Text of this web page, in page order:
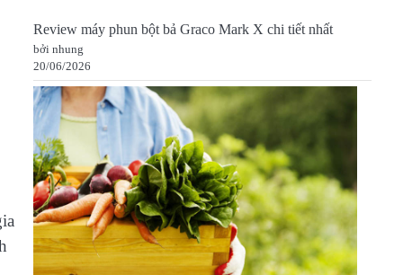
Review máy phun bột bả Graco Mark X chi tiết nhất
bởi nhung
20/06/2026